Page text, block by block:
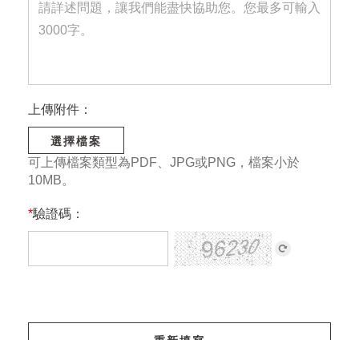
上傳附件：
選擇檔案
可上傳檔案類型為PDF、JPG或PNG，檔案小於
10MB。
*驗證碼：